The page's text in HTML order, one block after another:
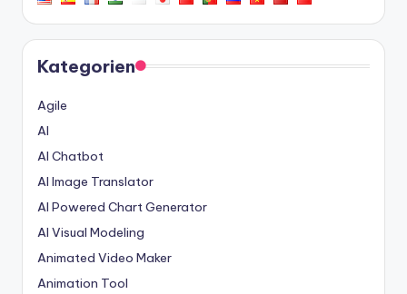
Kategorien
Agile
AI
AI Chatbot
AI Image Translator
AI Powered Chart Generator
AI Visual Modeling
Animated Video Maker
Animation Tool